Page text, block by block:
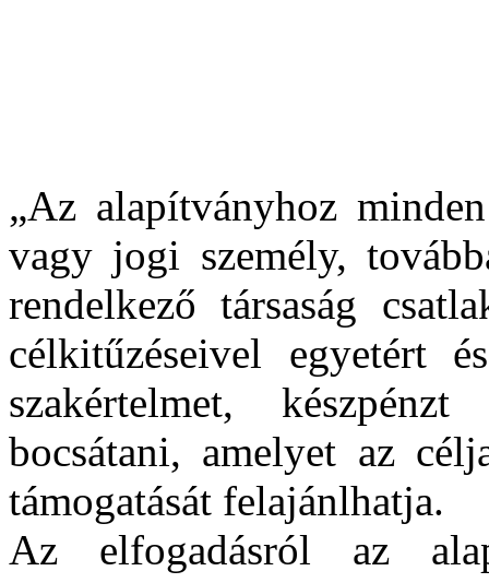
„Az alapítványhoz
vagy jogi személy,
rendelkező társaság
célkitűzéseivel egyetért
szakértelmet,
bocsátani, amelyet az
támogatását felajánlhatja.
Az elfogadásról az